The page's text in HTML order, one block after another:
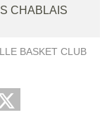
CHABLAIS
BASKET CLUB